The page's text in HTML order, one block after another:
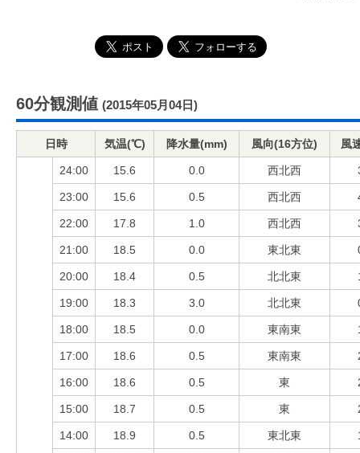
60分観測値 (2015年05月04日)
日時 気温(℃) 降水量(mm) 風向(16方位) 風
24:00 15.6 0.0 西北西
23:00 15.6 0.5 西北西
22:00 17.8 1.0 西北西
21:00 18.5 0.0 東北東
20:00 18.4 0.5 北北東
19:00 18.3 3.0 北北東
18:00 18.5 0.0 東南東
17:00 18.6 0.5 東南東
16:00 18.6 0.5 東
15:00 18.7 0.5 東
14:00 18.9 0.5 東北東